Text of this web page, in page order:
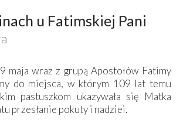
u Fatimskiej Pani
maja wraz z grupą Apostołów Fatimy
do miejsca, w którym 109 lat temu
pastuszkom ukazywała się Matka
przesłanie pokuty i nadziei.